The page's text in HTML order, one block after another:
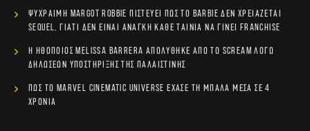
Ψύχραιμη Margot Robbie πιστεύει πως το Barbie δεν χρειάζεται
sequel, γιατί δεν είναι ανάγκη κάθε ταινία να γίνει franchise
Η ηθοποιός Melissa Barrera απολύθηκε από το Scream λόγω
δηλώσεων υποστήριξης της Παλαιστίνης
Πώς το Marvel Cinematic Universe έχασε τη μπάλα μέσα σε 4
χρόνια